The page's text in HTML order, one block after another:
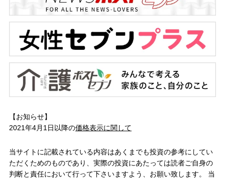
【お知らせ】
2021年4月1日以降の価格表示に関して
当サイトに記載されている内容はあくまでも投資の参考にしてい
ただくためのものであり、実際の投資にあたっては読者ご自身の
判断と責任において行って下さいますよう、お願い致します。 当